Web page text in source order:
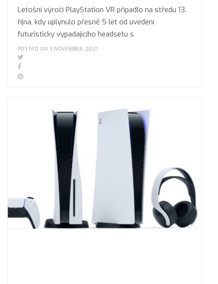
Letošní výročí PlayStation VR připadlo na středu 13.
října, kdy uplynulo přesně 5 let od uvedení
futuristicky vypadajícího headsetu s
POSTED ON 3 NOVEMBER, 2021